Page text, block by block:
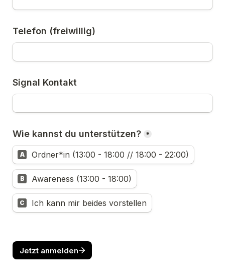
Telefon (freiwillig)
Signal Kontakt
Wie kannst du unterstützen? *
A Ordner*in (13:00 - 18:00 // 18:00 - 22:00)
B Awareness (13:00 - 18:00)
C Ich kann mir beides vorstellen
Jetzt anmelden